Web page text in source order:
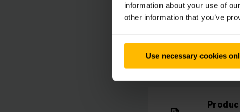
information about your use of
other information that you’ve
Use necessary cookies
EFG -
PDF(3,4